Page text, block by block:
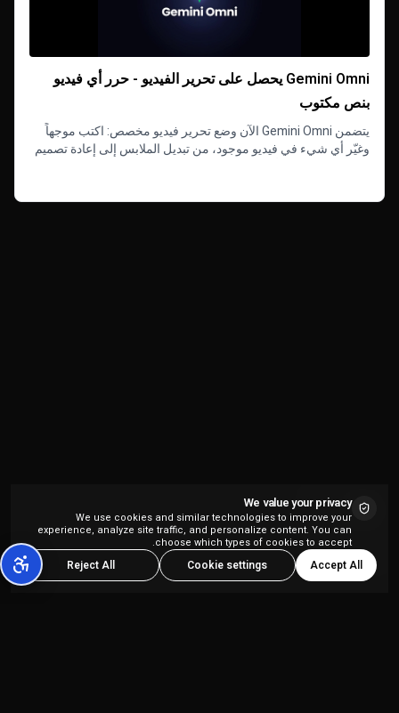
Gemini Omni يحصل على تحرير الفيديو - حرر أي فيديو
بنص مكتوب
يتضمن Gemini Omni الآن وضع تحرير فيديو مخصص: اكتب موجهاً
وغيّر أي شيء في فيديو موجود، من تبديل الملابس إلى إعادة تصميم
We value your privacy
We use cookies and similar technologies to improve your
experience, analyze site traffic, and personalize content. You can
choose which types of cookies to accept.
Accept All
Cookie settings
Reject All